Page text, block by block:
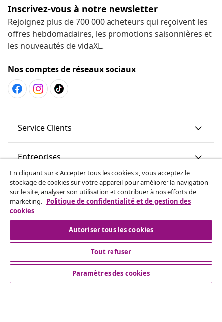
Inscrivez-vous à notre newsletter
Rejoignez plus de 700 000 acheteurs qui reçoivent les
offres hebdomadaires, les promotions saisonnières et
les nouveautés de vidaXL.
Nos comptes de réseaux sociaux
Service Clients
Entreprises
vidaXL
More content links
En cliquant sur « Accepter tous les cookies », vous acceptez le
stockage de cookies sur votre appareil pour améliorer la navigation
sur le site, analyser son utilisation et contribuer à nos efforts de
marketing. Politique de confidentialité et de gestion des
cookies
Autoriser tous les cookies
Tout refuser
Paramètres des cookies